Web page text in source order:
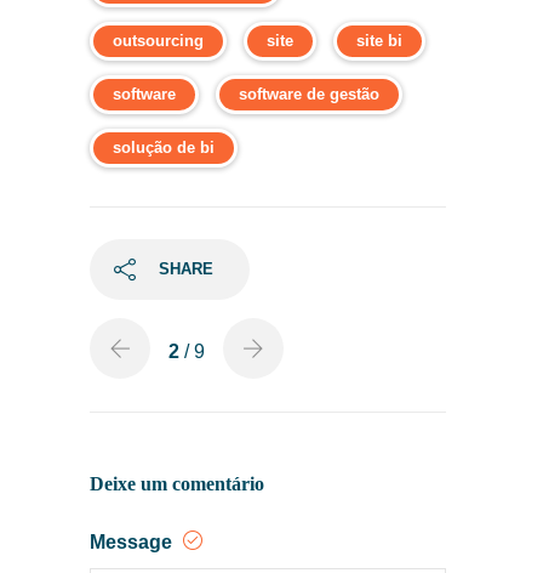
outsourcing site site bi
software software de gestão
solução de bi
SHARE
2 / 9
Deixe um comentário
Message